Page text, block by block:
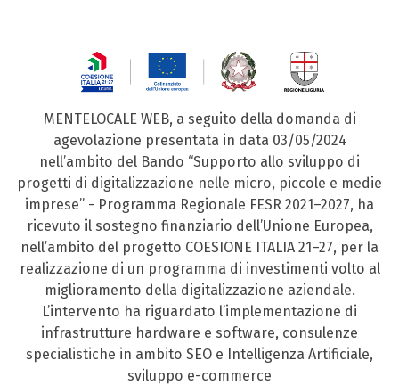
MENTELOCALE WEB, a seguito della domanda di
agevolazione presentata in data 03/05/2024
nell’ambito del Bando “Supporto allo sviluppo di
progetti di digitalizzazione nelle micro, piccole e medie
imprese” - Programma Regionale FESR 2021–2027, ha
ricevuto il sostegno finanziario dell’Unione Europea,
nell’ambito del progetto COESIONE ITALIA 21–27, per la
realizzazione di un programma di investimenti volto al
miglioramento della digitalizzazione aziendale.
L’intervento ha riguardato l’implementazione di
infrastrutture hardware e software, consulenze
specialistiche in ambito SEO e Intelligenza Artificiale,
sviluppo e-commerce